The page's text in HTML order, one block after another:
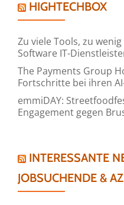
HIGHTECHBOX
Zu viele Tools, zu
Software IT-
The Payments Group
Fortschritte bei ihren
emmiDAY:
Engagement gegen
INTERESSANTE
JOBSUCHENDE &